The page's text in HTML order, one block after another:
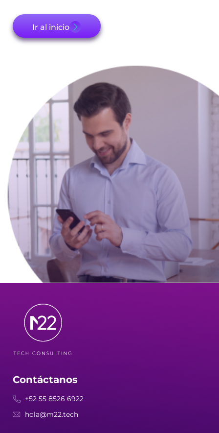
Ir al inicio
Contáctanos
+52 55 8526 6922
hola@m22.tech